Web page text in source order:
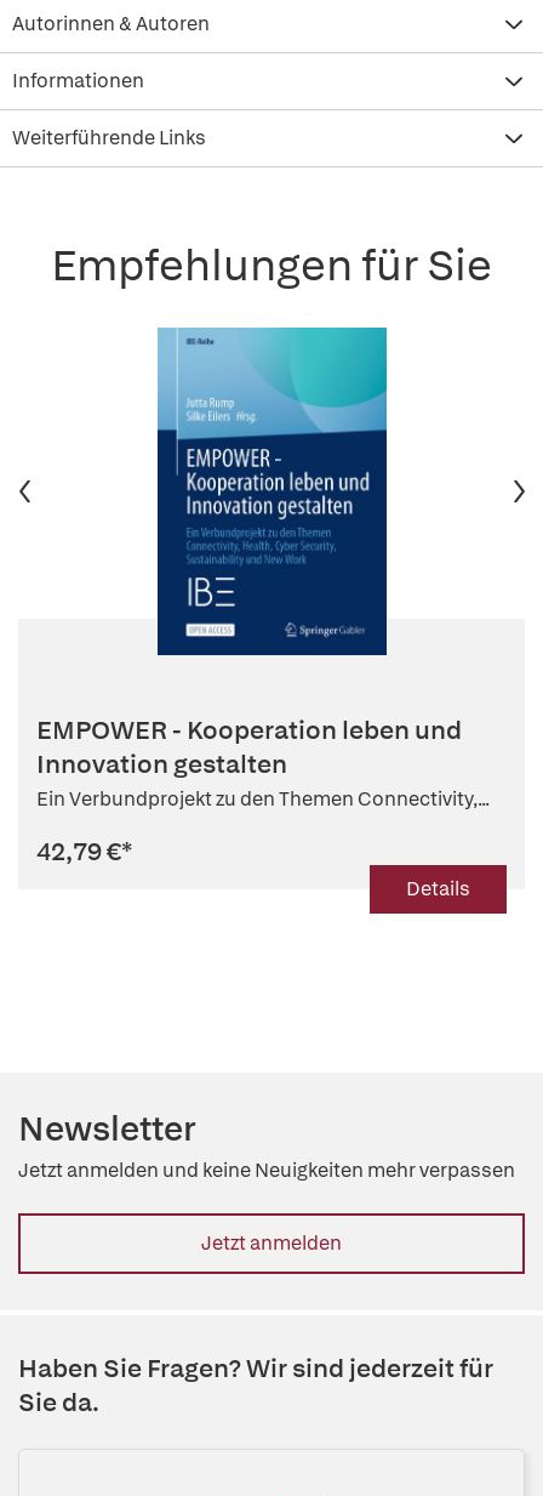
Autorinnen & Autoren
Informationen
Weiterführende Links
Empfehlungen für Sie
EMPOWER - Kooperation leben und
Innovation gestalten
Ein Verbundprojekt zu den Themen Connectivity,...
42,79 €*
Details
Newsletter
Jetzt anmelden und keine Neuigkeiten mehr verpassen
Jetzt anmelden
Haben Sie Fragen? Wir sind jederzeit für
Sie da.